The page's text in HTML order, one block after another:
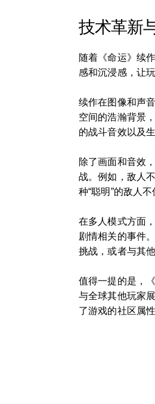
技术革新
随着《命运》续
感和沉浸感，让
续作在图像和声
空间的浩瀚背景
的战斗音效以及
除了画面和音效
战。例如，敌人
种“聪明”的敌人
在多人模式方面
剧情相关的事件
挑战，或者与其
值得一提的是，
与全球其他玩家
了游戏的社区属性